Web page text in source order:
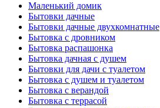
Маленький домик
Бытовки дачные
Бытовки дачные двухкомнатные
Бытовка с дровником
Бытовка распашонка
Бытовка дачная с душем
Бытовки для дачи с туалетом
Бытовка с душем и туалетом
Бытовка с верандой
Бытовка с террасой